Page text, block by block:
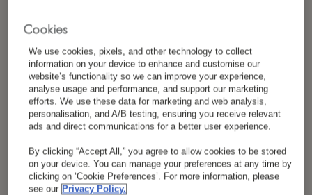
Ich habe dieDatenschutzrichtliniegelesen und
stimme ihr zu.*
Cookies
We use cookies, pixels, and other technology to collect
information on your device to enhance and customise our
website’s functionality so we can improve your experience,
analyse usage and performance, and support our marketing
efforts. We use these data for marketing and web analysis,
personalisation, and A/B testing, ensuring you receive relevant
ads and direct communications for a better user experience.
By clicking “Accept All,” you agree to allow cookies to be stored
on your device. You can manage your preferences at any time by
clicking on ‘Cookie Preferences’. For more information, please
see our Privacy Policy.